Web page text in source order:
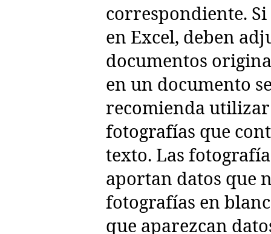
correspondiente.
en Excel, deben
documentos
en un documento
recomienda
fotografías que
texto. Las
aportan datos que
fotografías en
que aparezcan